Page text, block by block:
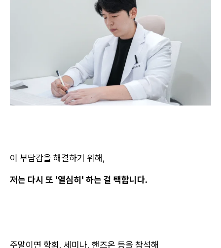
이 부담감을 해결하기 위해,
저는 다시 또 '열심히' 하는 걸 택합니다.
주말이면 학회, 세미나, 핸즈온 등을 참석해